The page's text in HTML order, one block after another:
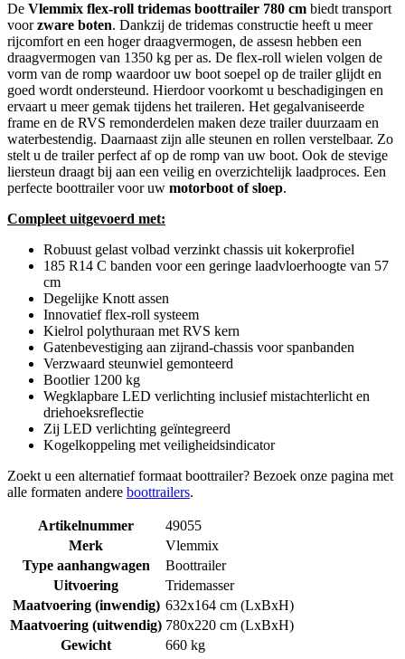
De Vlemmix flex-roll tridemas boottrailer 780 cm biedt transport
voorzware boten. Dankzij de tridemas constructie heeft u meer
rijcomfort en een hoger draagvermogen, de assesn hebben een
draagvermogen van 1350 kg per as. De flex-roll wielen volgen de
vorm van de romp waardoor uw boot soepel op de trailer glijdt en
goed wordt ondersteund. Hierdoor voorkomt u beschadigingen en
ervaart u meer gemak tijdens het traileren. Het gegalvaniseerde
frame en de RVS remonderdelen maken deze trailer duurzaam en
waterbestendig. Daarnaast zijn alle steunen en rollen verstelbaar. Zo
stelt u de trailer perfect af op de romp van uw boot. Ook de stevige
liersteun draagt bij aan een veilig en overzichtelijk laadproces. Een
perfecte boottrailer voor uw motorboot of sloep.
Compleet uitgevoerd met:
Robuust gelast volbad verzinkt chassis uit kokerprofiel
185 R14 C banden voor een geringe laadvloerhoogte van 57
cm
Degelijke Knott assen
Innovatief flex-roll systeem
Kielrol polythuraan met RVS kern
Gatenbevestiging aan zijrand-chassis voor spanbanden
Verzwaard steunwiel gemonteerd
Bootlier 1200 kg
Wegklapbare LED verlichting inclusief mistachterlicht en
driehoeksreflectie
Zij LED verlichting geïntegreerd
Kogelkoppeling met veiligheidsindicator
Zoekt u een alternatief formaat boottrailer? Bezoek onze pagina met
alle formaten andere boottrailers.
Artikelnummer
49055
Merk
Vlemmix
Type aanhangwagen
Boottrailer
Uitvoering
Tridemasser
Maatvoering (inwendig) 632x164 cm (LxBxH)
Maatvoering (uitwendig) 780x220 cm (LxBxH)
Gewicht
660 kg